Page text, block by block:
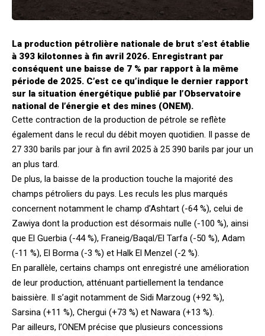
La production pétrolière nationale de brut s’est établie
à 393 kilotonnes à fin avril 2026. Enregistrant par
conséquent une baisse de 7 % par rapport à la même
période de 2025. C’est ce qu’indique le dernier rapport
sur la situation énergétique publié par l’Observatoire
national de l’énergie et des mines (ONEM).
Cette contraction de la production de pétrole se reflète
également dans le recul du débit moyen quotidien. Il passe de
27 330 barils par jour à fin avril 2025 à 25 390 barils par jour un
an plus tard.
De plus, la baisse de la production touche la majorité des
champs pétroliers du pays. Les reculs les plus marqués
concernent notamment le champ d’Ashtart (-64 %), celui de
Zawiya dont la production est désormais nulle (-100 %), ainsi
que El Guerbia (-44 %), Franeig/Baqal/El Tarfa (-50 %), Adam
(-11 %), El Borma (-3 %) et Halk El Menzel (-2 %).
En parallèle, certains champs ont enregistré une amélioration
de leur production, atténuant partiellement la tendance
baissière. Il s’agit notamment de Sidi Marzoug (+92 %),
Sarsina (+11 %), Chergui (+73 %) et Nawara (+13 %).
Par ailleurs, l’ONEM précise que plusieurs concessions